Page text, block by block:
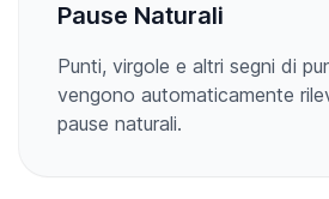
Pause Naturali
Punti, virgole e altri segni di
vengono automaticamente
pause naturali.